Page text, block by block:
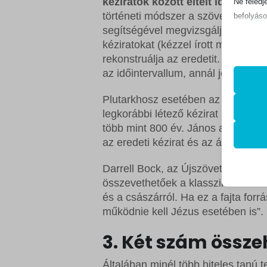
történeti módszer a szövegkritika
segítségével megvizsgálja a
kéziratokat (kézzel írott
rekonstruálja az eredetit. Minél
az időintervallum, annál jobb.
Plutarkhosz esetében az eredeti
legkorábbi létező kézirat között
több mint 800 év. János apostol
az eredeti kézirat és az általa írt
Darrell Bock, az Újszövetség
összevethetőek a klasszikusokkal
és a császárról. Ha ez a fajta
működnie kell Jézus esetében is”.
3. Két szám
sütik
_ga
Ez a